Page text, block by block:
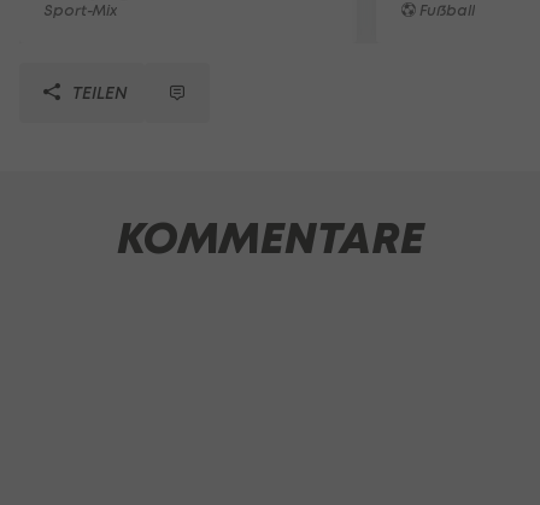
Sport-Mix Fußball
TEILEN
KOMMENTARE